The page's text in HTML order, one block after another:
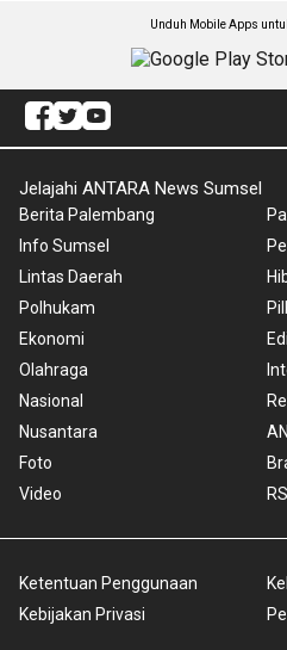
Unduh Mobile Apps
Jelajahi ANTARA News Sumsel
Berita Palembang
Info Sumsel
Lintas Daerah
Polhukam
Ekonomi
Olahraga
Nasional
Nusantara
Foto
Video
Ketentuan Penggunaan
Kebijakan Privasi